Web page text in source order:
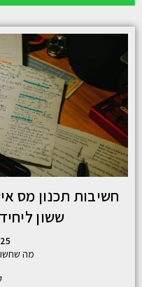
חשיבות תכנון מס
ששון
מה